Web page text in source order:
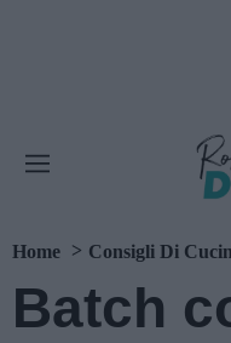
Home Consigli Di
Batch